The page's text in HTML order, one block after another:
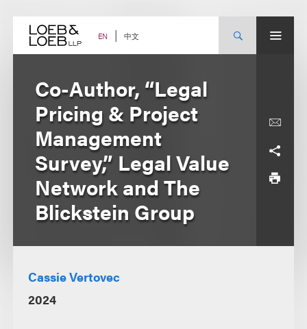
content EN 中文
Co-Author, “Legal
Pricing & Project
Management
Survey,” Legal Value
Network and The
Blickstein Group
Cassie Vertovec
2024